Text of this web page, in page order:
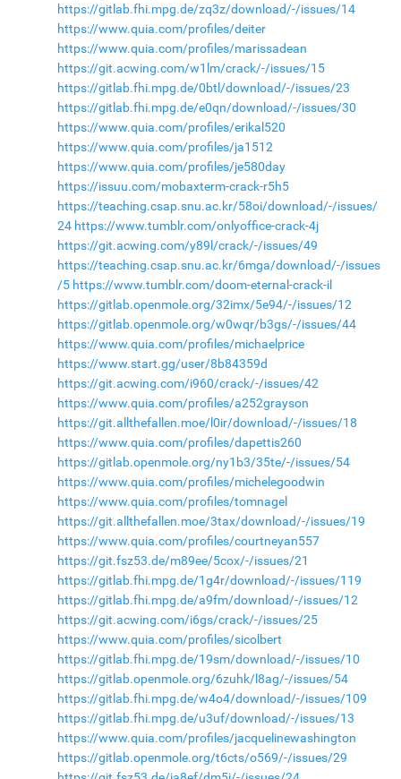
https://gitlab.fhi.mpg.de/zq3z/download/-/issues/14
https://www.quia.com/profiles/deiter
https://www.quia.com/profiles/marissadean
https://git.acwing.com/w1lm/crack/-/issues/15
https://gitlab.fhi.mpg.de/0btl/download/-/issues/23
https://gitlab.fhi.mpg.de/e0qn/download/-/issues/30
https://www.quia.com/profiles/erikal520
https://www.quia.com/profiles/ja1512
https://www.quia.com/profiles/je580day
https://issuu.com/mobaxterm-crack-r5h5
https://teaching.csap.snu.ac.kr/58oi/download/-/issues/
24 https://www.tumblr.com/onlyoffice-crack-4j
https://git.acwing.com/y89l/crack/-/issues/49
https://teaching.csap.snu.ac.kr/6mga/download/-/issues
/5 https://www.tumblr.com/doom-eternal-crack-il
https://gitlab.openmole.org/32imx/5e94/-/issues/12
https://gitlab.openmole.org/w0wqr/b3gs/-/issues/44
https://www.quia.com/profiles/michaelprice
https://www.start.gg/user/8b84359d
https://git.acwing.com/i960/crack/-/issues/42
https://www.quia.com/profiles/a252grayson
https://git.allthefallen.moe/l0ir/download/-/issues/18
https://www.quia.com/profiles/dapettis260
https://gitlab.openmole.org/ny1b3/35te/-/issues/54
https://www.quia.com/profiles/michelegoodwin
https://www.quia.com/profiles/tomnagel
https://git.allthefallen.moe/3tax/download/-/issues/19
https://www.quia.com/profiles/courtneyan557
https://git.fsz53.de/m89ee/5cox/-/issues/21
https://gitlab.fhi.mpg.de/1g4r/download/-/issues/119
https://gitlab.fhi.mpg.de/a9fm/download/-/issues/12
https://git.acwing.com/i6gs/crack/-/issues/25
https://www.quia.com/profiles/sicolbert
https://gitlab.fhi.mpg.de/19sm/download/-/issues/10
https://gitlab.openmole.org/6zuhk/l8ag/-/issues/54
https://gitlab.fhi.mpg.de/w4o4/download/-/issues/109
https://gitlab.fhi.mpg.de/u3uf/download/-/issues/13
https://www.quia.com/profiles/jacquelinewashington
https://gitlab.openmole.org/t6cts/o569/-/issues/29